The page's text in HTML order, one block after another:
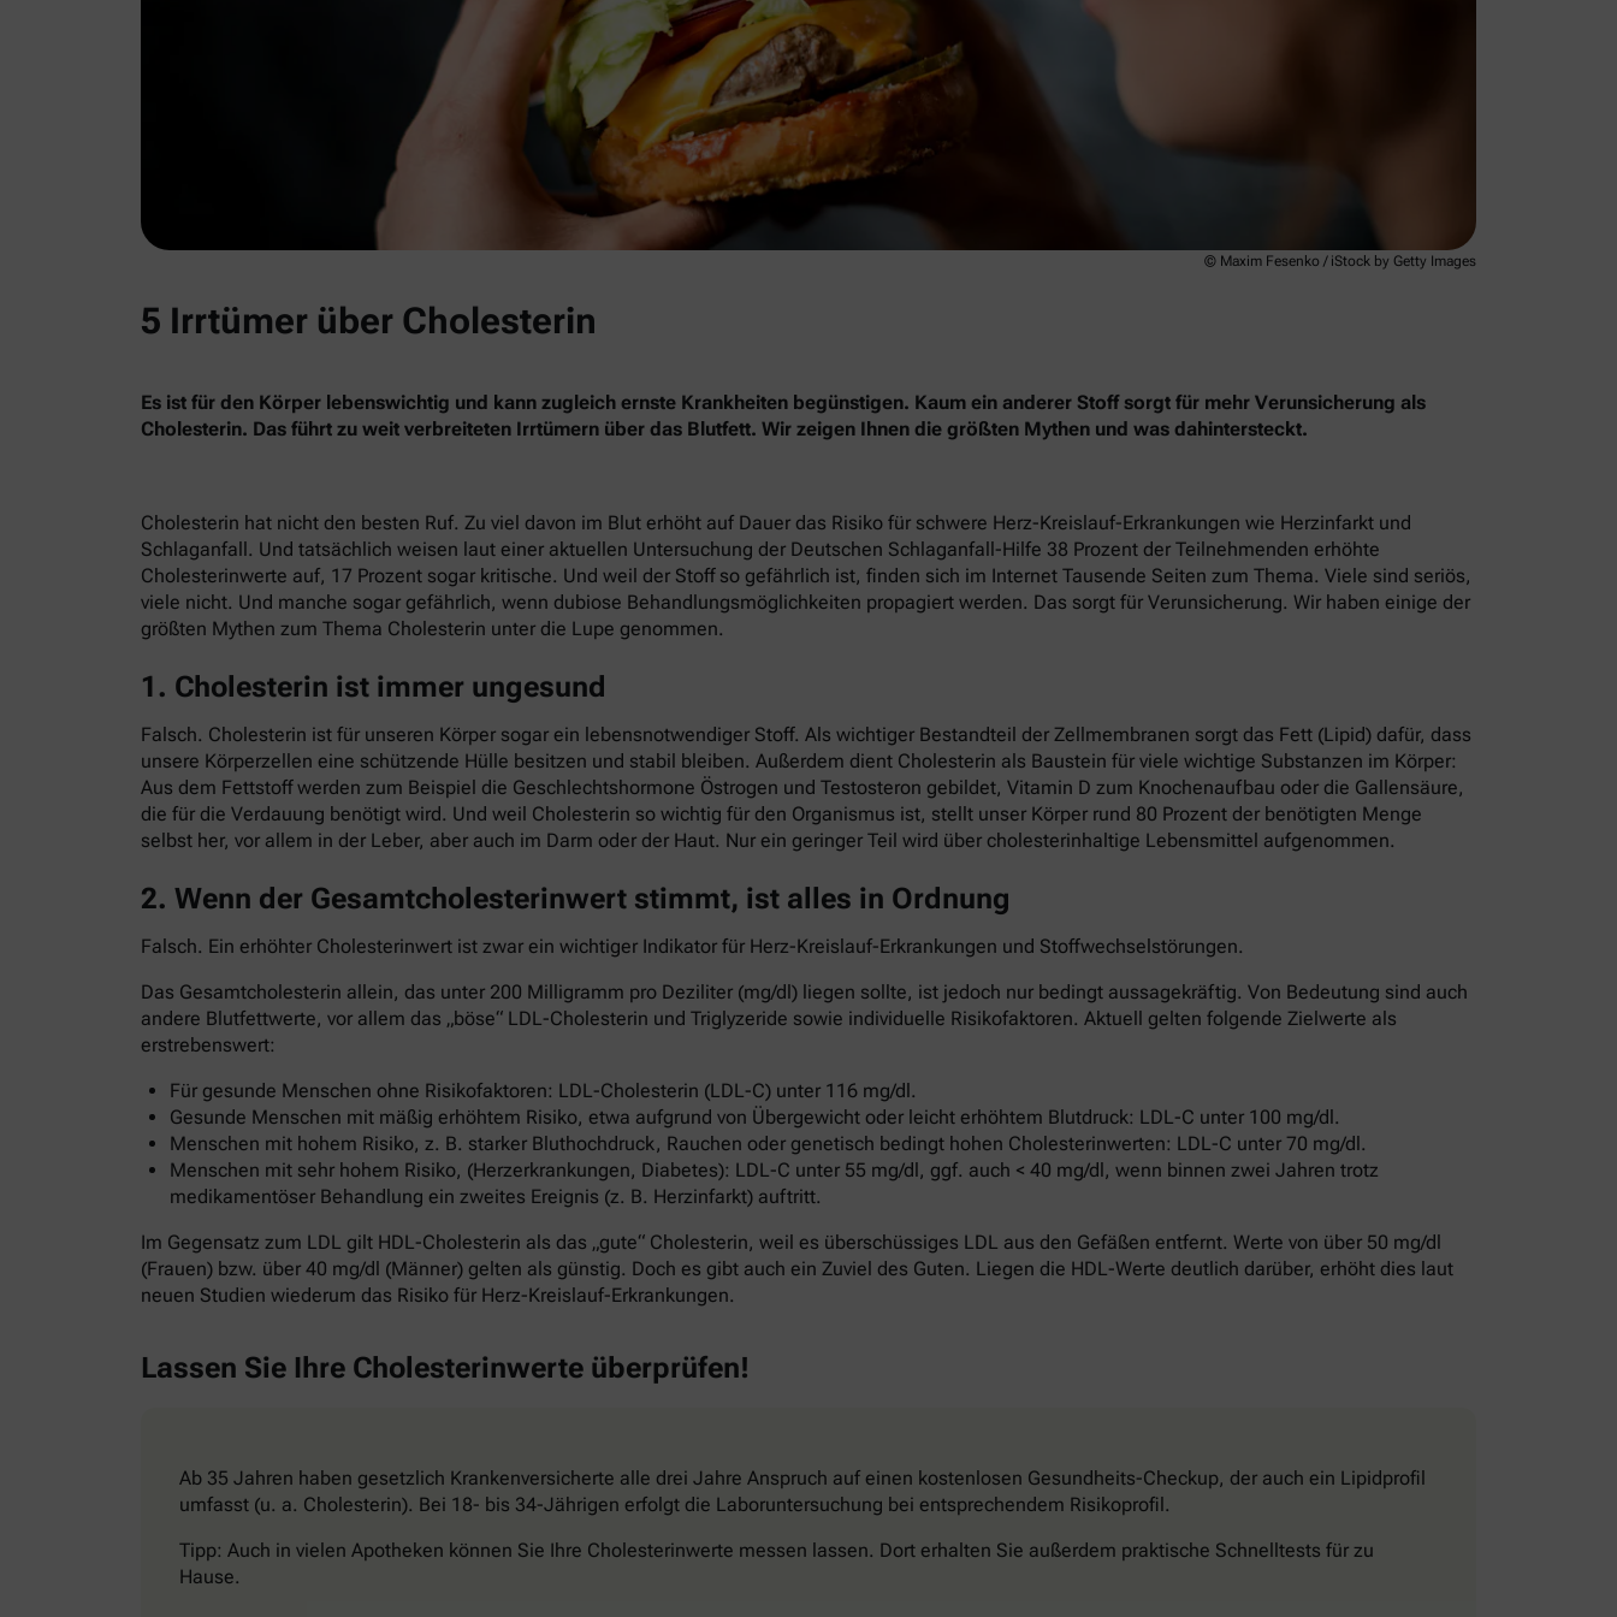
© Maxim Fesenko / iStock by Getty Images
5 Irrtümer über Cholesterin
Es ist für den Körper lebenswichtig und kann zugleich ernste Krankheiten begünstigen. Kaum ein anderer Stoff sorgt für mehr Verunsicherung als
Cholesterin. Das führt zu weit verbreiteten Irrtümern über das Blutfett. Wir zeigen Ihnen die größten Mythen und was dahintersteckt.
Cholesterin hat nicht den besten Ruf. Zu viel davon im Blut erhöht auf Dauer das Risiko für schwere Herz-Kreislauf-Erkrankungen wie Herzinfarkt und
Schlaganfall. Und tatsächlich weisen laut einer aktuellen Untersuchung der Deutschen Schlaganfall-Hilfe 38 Prozent der Teilnehmenden erhöhte
Cholesterinwerte auf, 17 Prozent sogar kritische. Und weil der Stoff so gefährlich ist, finden sich im Internet Tausende Seiten zum Thema. Viele sind seriös,
viele nicht. Und manche sogar gefährlich, wenn dubiose Behandlungsmöglichkeiten propagiert werden. Das sorgt für Verunsicherung. Wir haben einige der
größten Mythen zum Thema Cholesterin unter die Lupe genommen.
1. Cholesterin ist immer ungesund
Falsch. Cholesterin ist für unseren Körper sogar ein lebensnotwendiger Stoff. Als wichtiger Bestandteil der Zellmembranen sorgt das Fett (Lipid) dafür, dass
unsere Körperzellen eine schützende Hülle besitzen und stabil bleiben. Außerdem dient Cholesterin als Baustein für viele wichtige Substanzen im Körper:
Aus dem Fettstoff werden zum Beispiel die Geschlechtshormone Östrogen und Testosteron gebildet, Vitamin D zum Knochenaufbau oder die Gallensäure,
die für die Verdauung benötigt wird. Und weil Cholesterin so wichtig für den Organismus ist, stellt unser Körper rund 80 Prozent der benötigten Menge
selbst her, vor allem in der Leber, aber auch im Darm oder der Haut. Nur ein geringer Teil wird über cholesterinhaltige Lebensmittel aufgenommen.
2. Wenn der Gesamtcholesterinwert stimmt, ist alles in Ordnung
Falsch. Ein erhöhter Cholesterinwert ist zwar ein wichtiger Indikator für Herz-Kreislauf-Erkrankungen und Stoffwechselstörungen.
Das Gesamtcholesterin allein, das unter 200 Milligramm pro Deziliter (mg/dl) liegen sollte, ist jedoch nur bedingt aussagekräftig. Von Bedeutung sind auch
andere Blutfettwerte, vor allem das „böse“ LDL-Cholesterin und Triglyzeride sowie individuelle Risikofaktoren. Aktuell gelten folgende Zielwerte als
erstrebenswert:
Für gesunde Menschen ohne Risikofaktoren: LDL-Cholesterin (LDL-C) unter 116 mg/dl.
Gesunde Menschen mit mäßig erhöhtem Risiko, etwa aufgrund von Übergewicht oder leicht erhöhtem Blutdruck: LDL-C unter 100 mg/dl.
Menschen mit hohem Risiko, z. B. starker Bluthochdruck, Rauchen oder genetisch bedingt hohen Cholesterinwerten: LDL-C unter 70 mg/dl.
Menschen mit sehr hohem Risiko, (Herzerkrankungen, Diabetes): LDL-C unter 55 mg/dl, ggf. auch < 40 mg/dl, wenn binnen zwei Jahren trotz
medikamentöser Behandlung ein zweites Ereignis (z. B. Herzinfarkt) auftritt.
Im Gegensatz zum LDL gilt HDL-Cholesterin als das „gute“ Cholesterin, weil es überschüssiges LDL aus den Gefäßen entfernt. Werte von über 50 mg/dl
(Frauen) bzw. über 40 mg/dl (Männer) gelten als günstig. Doch es gibt auch ein Zuviel des Guten. Liegen die HDL-Werte deutlich darüber, erhöht dies laut
neuen Studien wiederum das Risiko für Herz-Kreislauf-Erkrankungen.
Lassen Sie Ihre Cholesterinwerte überprüfen!
Ab 35 Jahren haben gesetzlich Krankenversicherte alle drei Jahre Anspruch auf einen kostenlosen Gesundheits-Checkup, der auch ein Lipidprofil
umfasst (u. a. Cholesterin). Bei 18- bis 34-Jährigen erfolgt die Laboruntersuchung bei entsprechendem Risikoprofil.
Tipp: Auch in vielen Apotheken können Sie Ihre Cholesterinwerte messen lassen. Dort erhalten Sie außerdem praktische Schnelltests für zu
Hause.